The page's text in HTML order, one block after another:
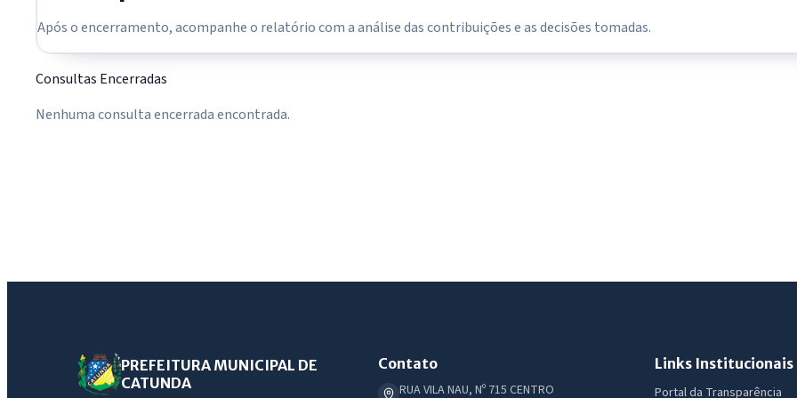
Após o encerramento, acompanhe o relatório com a análise das contribuições e as decisões tomadas.
Consultas Encerradas
Nenhuma consulta encerrada encontrada.
PREFEITURA MUNICIPAL DE
CATUNDA
Contato
RUA VILA NAU, Nº 715 CENTRO
Links Institucionais
Portal da Transparência